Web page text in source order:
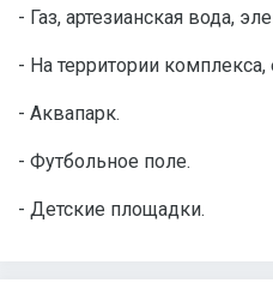
- Газ, артезианская вода,
- На территории
- Аквапарк.
- Футбольное поле.
- Детские площадки.